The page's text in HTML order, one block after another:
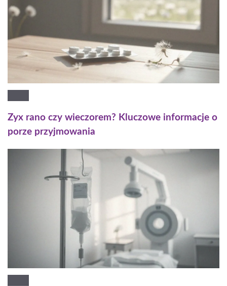
Zyx rano czy wieczorem? Kluczowe informacje o
porze przyjmowania